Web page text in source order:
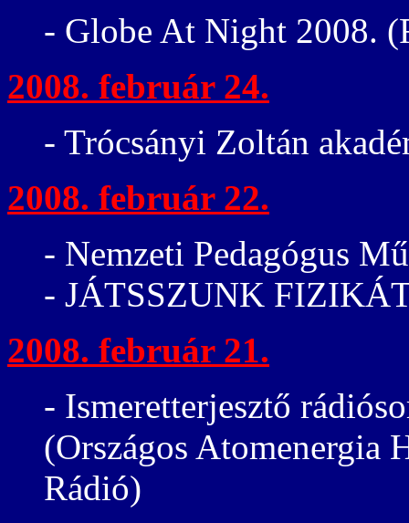
- Globe At Night 2008.
2008. február 24.
- Trócsányi Zoltán
2008. február 22.
- Nemzeti Pedagógus
- JÁTSSZUNK
2008. február 21.
- Ismeretterjesztő
(Országos Atomenergia
Rádió)